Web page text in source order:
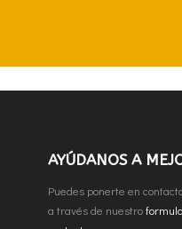
AYÚDANOS A
Puedes ponerte en
a través de nuestro